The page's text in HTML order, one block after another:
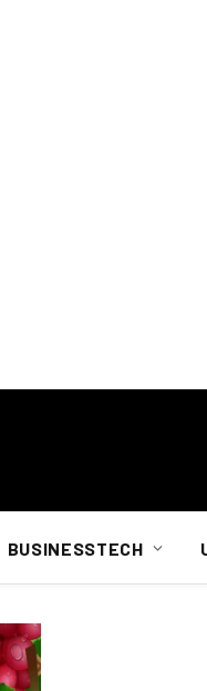
BUSINESSTECH